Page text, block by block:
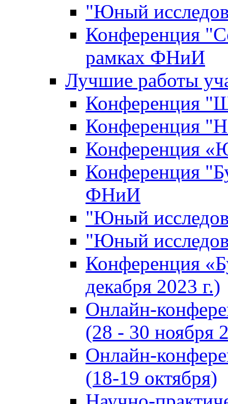
"Юный
Конференция
рамках ФНиИ
Лучшие работы
Конференция
Конференция
Конференция
Конференция
ФНиИ
"Юный
"Юный
Конференция
декабря 2023 г.)
Онлайн-
(28 - 30 ноября
Онлайн-
(18-19 октября)